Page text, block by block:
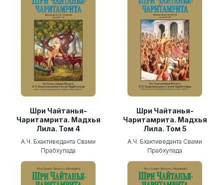
Шри Чайтанья-
Чаритамрита. Мадхья
Лила. Том 4
А.Ч. Бхактиведанта Свами
Прабхупада
Шри Чайтанья-
Чаритамрита. Мадхья
Лила. Том 5
А.Ч. Бхактиведанта Свами
Прабхупада